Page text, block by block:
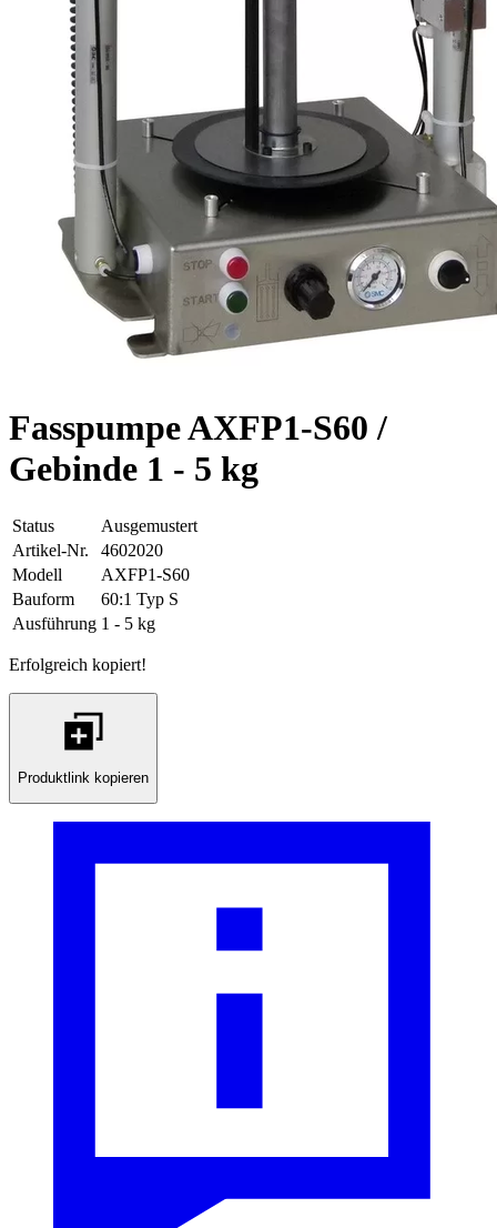
Fasspumpe AXFP1-S60 /
Gebinde 1 - 5 kg
Status
Ausgemustert
Artikel-Nr.
4602020
Modell
AXFP1-S60
Bauform
60:1 Typ S
Ausführung 1 - 5 kg
Erfolgreich kopiert!
Produktlink kopieren